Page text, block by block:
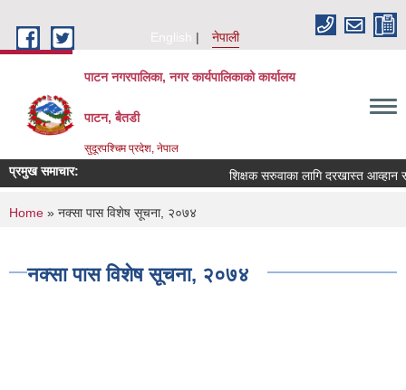
English
नेपाली
पाटन नगरपालिका, नगर कार्यपालिकाको कार्यालय
पाटन, बैतडी
सुदूरपश्चिम प्रदेश, नेपाल
प्रमुख समाचार: शिक्षक सरुवाका लागि दरखास्त आव्हान
You are here
Home » नक्सा पास विशेष सूचना, २०७४
नक्सा पास विशेष सूचना, २०७४